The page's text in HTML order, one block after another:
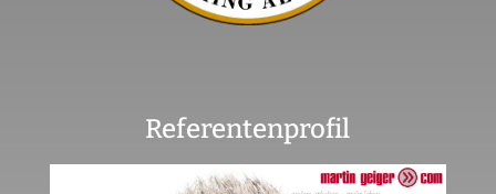
Referentenprofil